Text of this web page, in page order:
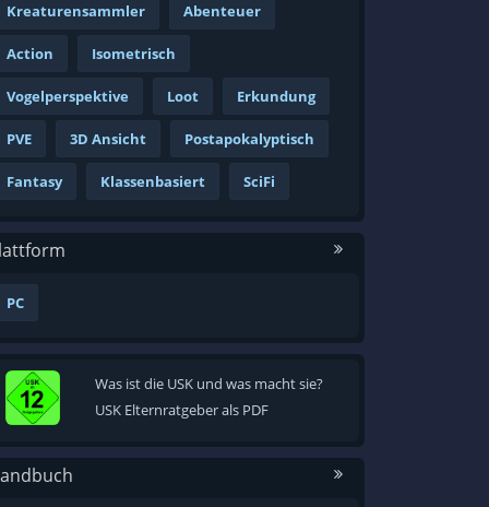
Kreaturensammler Abenteuer
Action Isometrisch
Vogelperspektive Loot Erkundung
PVE 3D Ansicht Postapokalyptisch
Fantasy Klassenbasiert SciFi
PC
Was ist die USK und was macht sie?
USK Elternratgeber als PDF